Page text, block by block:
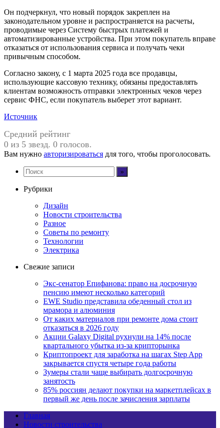
Он подчеркнул, что новый порядок закреплен на
законодательном уровне и распространяется на расчеты,
проводимые через Систему быстрых платежей и
автоматизированные устройства. При этом покупатель вправе
отказаться от использования сервиса и получать чеки
привычным способом.
Согласно закону, с 1 марта 2025 года все продавцы,
использующие кассовую технику, обязаны предоставлять
клиентам возможность отправки электронных чеков через
сервис ФНС, если покупатель выберет этот вариант.
Источник
Средний рейтинг
0 из 5 звезд. 0 голосов.
Вам нужно авторизироваться для того, чтобы проголосовать.
Рубрики
Дизайн
Новости строительства
Разное
Советы по ремонту
Технологии
Электрика
Свежие записи
Экс-сенатор Епифанова: право на досрочную
пенсию имеют несколько категорий
EWE Studio представила обеденный стол из
мрамора и алюминия
От каких материалов при ремонте дома стоит
отказаться в 2026 году
Акции Galaxy Digital рухнули на 14% после
квартального убытка из-за крипторынка
Криптопроект для заработка на шагах Step App
закрывается спустя четыре года работы
Зумеры стали чаще выбирать долгосрочную
занятость
85% россиян делают покупки на маркетплейсах в
первый же день после зачисления зарплаты
Главная
Новости строительства